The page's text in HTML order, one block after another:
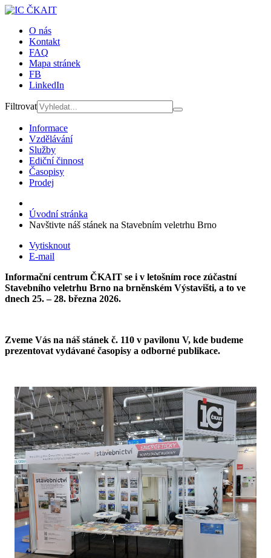
O nás
Kontakt
FAQ
Mapa stránek
FB
LinkedIn
Filtrovat
Informace
Vzdělávání
Služby
Ediční činnost
Časopisy
Prodej
Úvodní stránka
Navštivte náš stánek na Stavebním veletrhu Brno
Vytisknout
E-mail
Informační centrum ČKAIT se i v letošním roce zúčastní
Stavebního veletrhu Brno na brněnském Výstavišti, a to ve
dnech 25. – 28. března 2026.
Zveme Vás na náš stánek č. 110 v pavilonu V, kde budeme
prezentovat vydávané časopisy a odborné publikace.